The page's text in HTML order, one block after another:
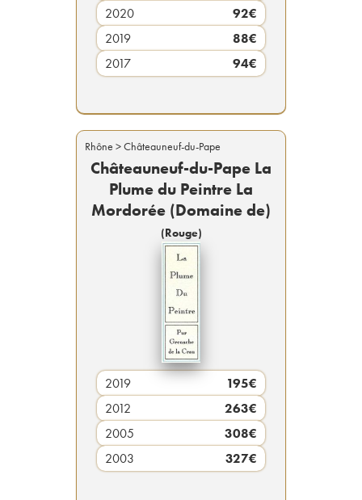
2020 92€
2019
88€
2017
94€
Rhône > Châteauneuf-du-Pape
Châteauneuf-du-Pape La
Plume du Peintre La
Mordorée (Domaine de)
(Rouge)
2019 195€
2012
263€
2005
308€
2003
327€